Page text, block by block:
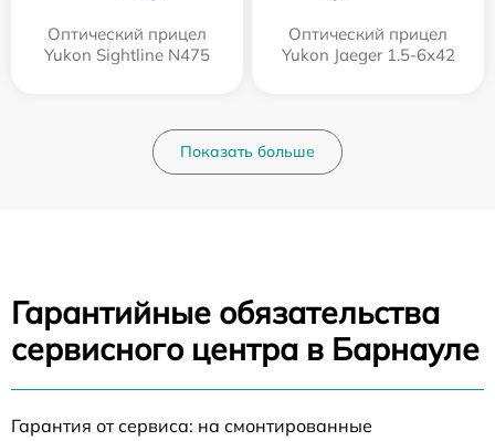
Оптический прицел
Yukon Sightline N475
Оптический прицел
Yukon Jaeger 1.5-6x42
Показать больше
Гарантийные обязательства
сервисного центра в Барнауле
Гарантия от сервиса: на смонтированные